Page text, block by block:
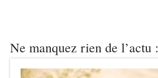
Ne manquez rien de l’actu :